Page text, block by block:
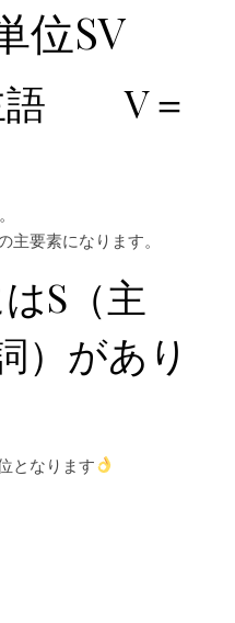
位SV
語 V＝
主要素になります。
S（主
）があり
となります